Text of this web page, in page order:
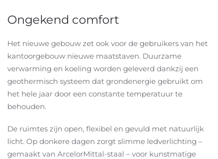
Ongekend comfort
Het nieuwe gebouw zet ook voor de gebruikers van het
kantoorgebouw nieuwe maatstaven. Duurzame
verwarming en koeling worden geleverd dankzij een
geothermisch systeem dat grondenergie gebruikt om
het hele jaar door een constante temperatuur te
behouden.
De ruimtes zijn open, flexibel en gevuld met natuurlijk
licht. Op donkere dagen zorgt slimme ledverlichting –
gemaakt van ArcelorMittal-staal – voor kunstmatige